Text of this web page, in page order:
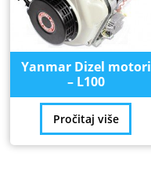
Yanmar Dizel motori
– L100
Pročitaj više